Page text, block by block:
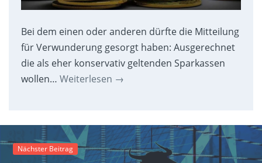
Bei dem einen oder anderen dürfte die Mitteilung
für Verwunderung gesorgt haben: Ausgerechnet
die als eher konservativ geltenden Sparkassen
wollen… Weiterlesen →
Nächster Beitrag